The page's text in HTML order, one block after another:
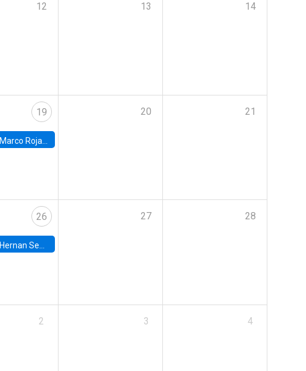
12 13 14
19
Marco Rojas, Banco Central de Chile
20 21
26
Hernan Seoane, Universidad Carlos III de Madrid
27 28
2 3 4